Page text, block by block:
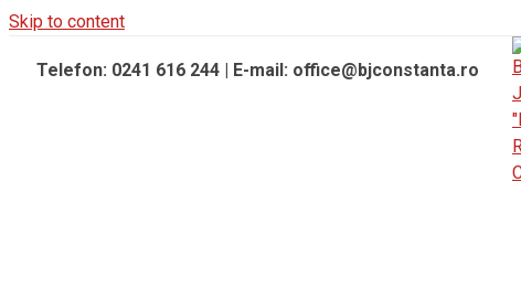
Skip to content
Telefon: 0241 616 244 | E-mail: office@bjconstanta.ro